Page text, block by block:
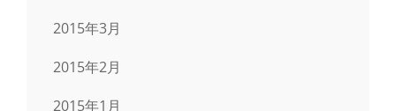
2015年3月
2015年2月
2015年1月